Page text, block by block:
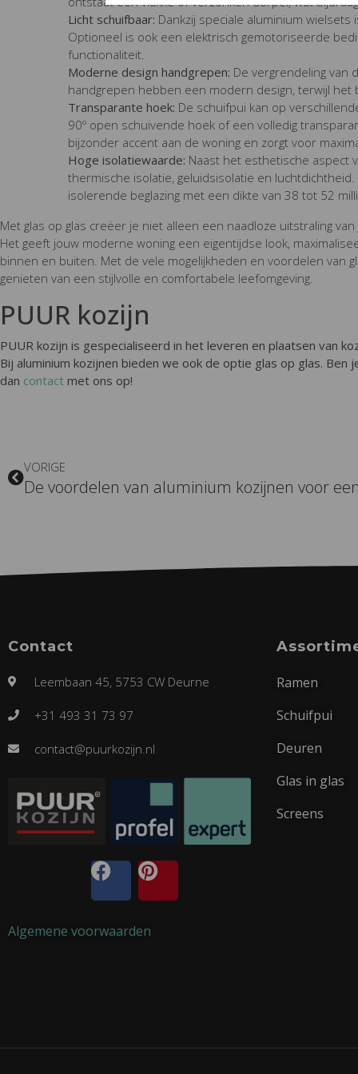
Licht schuifbaar: Dankzij speciale aluminium
Optioneel is ook een elektrisch gemotoriseerde
functionaliteit.
Moderne design handgrepen: De vergrendeling van
handgrepen hebben een modern design, terwijl het
Transparante hoek: De schuifpui kan op
90º open schuivende hoek of een volledig
bijzonder accent aan de woning en zorgt voor
Hoge isolatiewaarde: Naast het esthetische aspect
thermische isolatie, geluidsisolatie en
isolerende beglazing met een dikte van 38 tot 52
Met glas op glas creëer je niet alleen een naadloze uitstraling
Het geeft jouw moderne woning een eigentijdse look,
binnen en buiten. Met de vele mogelijkheden en voordelen van
genieten van een stijlvolle en comfortabele leefomgeving.
PUUR kozijn
PUUR kozijn is gespecialiseerd in het leveren en plaatsen van
Bij aluminium kozijnen bieden we ook de optie glas op glas.
dan contact met ons op!
VORIGE
De voordelen van aluminium kozijnen voor
Contact
Leembaan 45, 5753 CW Deurne
+31 493 31 73 97
contact@puurkozijn.nl
Algemene voorwaarden
Ramen
Schuifpui
Deuren
Glas in glas
Screens